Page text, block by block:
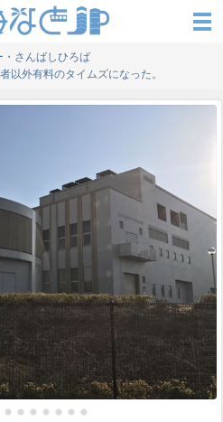
・さんばしひろば
以外有料のタイムズになった。